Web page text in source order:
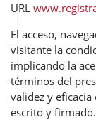
URL
El acceso,
visitante la
implicando la
términos del
validez y
escrito y firmado.